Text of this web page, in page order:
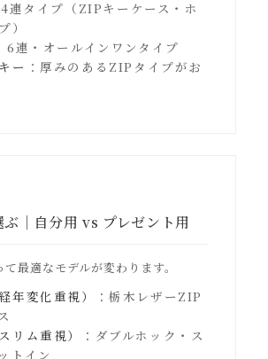
4連タイプ（ZIPキーケース・ホ
）
6連・オールインワンタイプ
ー ：厚みのあるZIPタイプがお
｜自分用 vs プレゼント用
最適なモデルが変わります。
年変化重視）
：栃木レザーZIP
リム重視）
：ダブルホック・ス
トイン